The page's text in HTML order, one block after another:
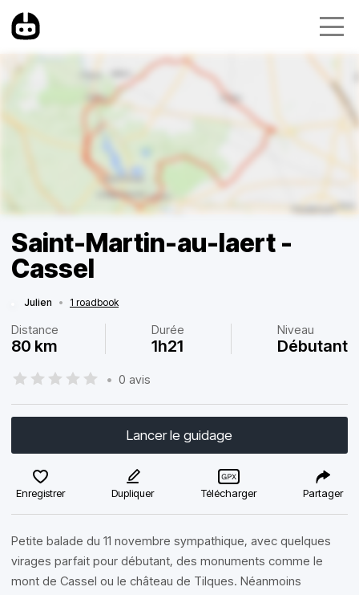
Saint-Martin-au-laert -
Cassel
Julien • 1 roadbook
Distance
80 km
Durée
1h21
Niveau
Débutant
• 0 avis
Lancer le guidage
Enregistrer Dupliquer Télécharger Partager
Petite balade du 11 novembre sympathique, avec quelques
virages parfait pour débutant, des monuments comme le
mont de Cassel ou le château de Tilques. Néanmoins